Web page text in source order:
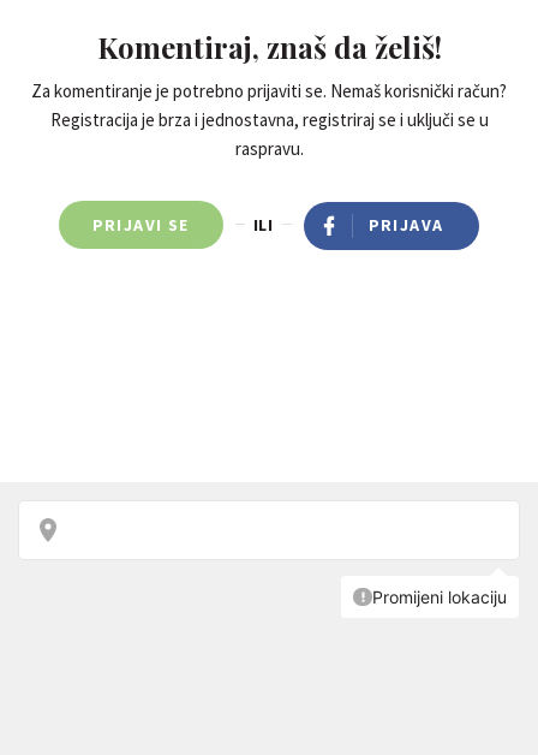
Komentiraj, znaš da želiš!
Za komentiranje je potrebno prijaviti se. Nemaš korisnički račun?
Registracija je brza i jednostavna, registriraj se i uključi se u
raspravu.
PRIJAVI SE ILI PRIJAVA